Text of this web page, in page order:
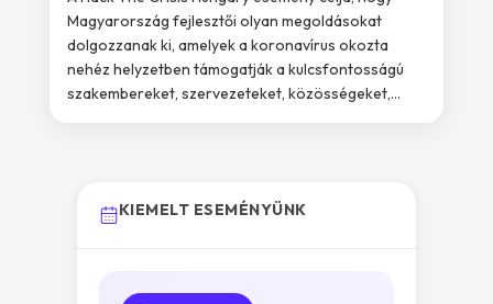
Magyarország fejlesztői olyan megoldásokat
dolgozzanak ki, amelyek a koronavírus okozta
nehéz helyzetben támogatják a kulcsfontosságú
szakembereket, szervezeteket, közösségeket,...
KIEMELT ESEMÉNYÜNK